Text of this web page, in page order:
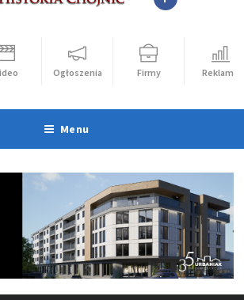
Ogłoszenia Firmy Reklama
Menu